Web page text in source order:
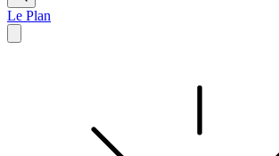
Le Plan